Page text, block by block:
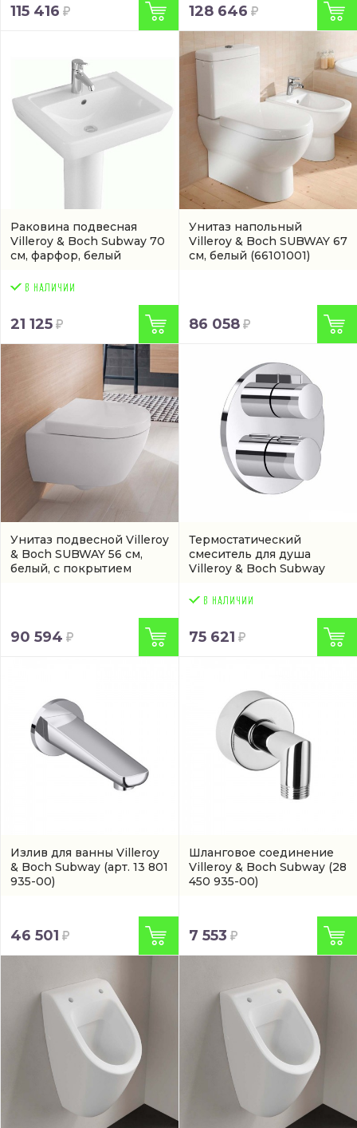
115 416 128 646
Раковина подвесная
Villeroy & Boch Subway 70
см, фарфор, белый
70 01)
21 125
Унитаз напольный
Villeroy & Boch SUBWAY 67
см, белый (66101001)
86 058
Унитаз подвесной Villeroy
& Boch SUBWAY 56 см,
белый, с покрытием
90 594
Термостатический
смеситель для душа
Villeroy & Boch Subway
75 621
Излив для ванны Villeroy
& Boch Subway (арт. 13 801
935-00)
46 501
Шланговое соединение
Villeroy & Boch Subway (28
450 935-00)
7 553